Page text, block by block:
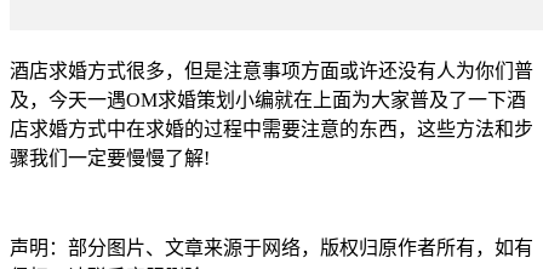
酒店求婚方式很多，但是注意事项方面或许还没有人为你们普
及，今天一遇OM求婚策划小编就在上面为大家普及了一下酒
店求婚方式中在求婚的过程中需要注意的东西，这些方法和步
骤我们一定要慢慢了解!
声明：部分图片、文章来源于网络，版权归原作者所有，如有